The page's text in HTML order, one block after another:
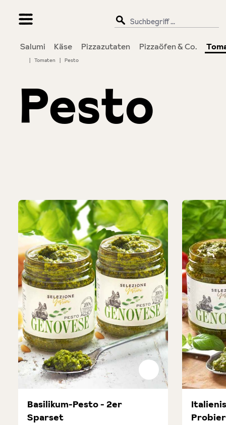
Salumi Käse Pizzazutaten Pizzaöfen & Co.
| Tomaten | Pesto
Pesto
Basilikum-Pesto - 2er
Sparset